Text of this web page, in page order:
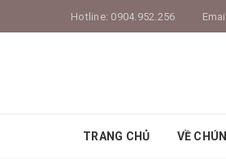
Hotline: 0904.952.256
TRANG CHỦ VỀ